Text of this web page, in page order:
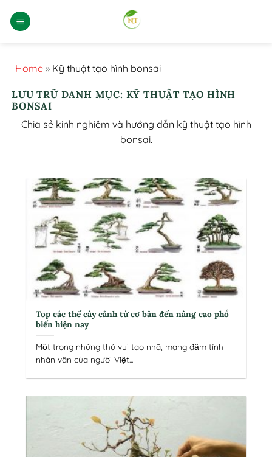
qua
Home » Kỹ thuật tạo hình bonsai
LƯU TRỮ DANH MỤC: KỸ THUẬT TẠO HÌNH
BONSAI
Chia sẻ kinh nghiệm và hướng dẫn kỹ thuật tạo hình
bonsai.
Top các thế cây cảnh từ cơ bản đến nâng cao phổ
biến hiện nay
Một trong những thú vui tao nhã, mang đậm tính
nhân văn của người Việt...